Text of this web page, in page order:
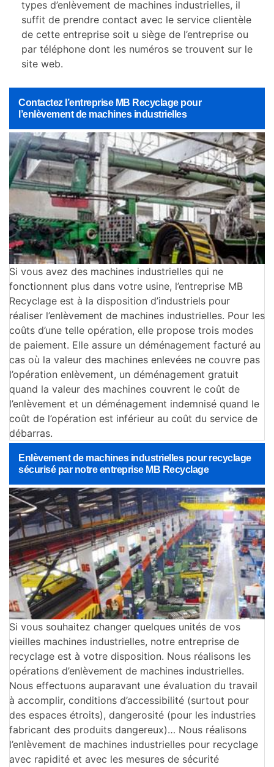
Contactez l’entreprise MB Recyclage pour
l’enlèvement de machines industrielles
Si vous avez des machines industrielles qui ne
fonctionnent plus dans votre usine, l’entreprise MB
Recyclage est à la disposition d’industriels pour
réaliser l’enlèvement de machines industrielles. Pour les
coûts d’une telle opération, elle propose trois modes
de paiement. Elle assure un déménagement facturé au
cas où la valeur des machines enlevées ne couvre pas
l’opération enlèvement, un déménagement gratuit
quand la valeur des machines couvrent le coût de
l’enlèvement et un déménagement indemnisé quand le
coût de l’opération est inférieur au coût du service de
débarras.
Enlèvement de machines industrielles pour recyclage
sécurisé par notre entreprise MB Recyclage
Si vous souhaitez changer quelques unités de vos
vieilles machines industrielles, notre entreprise de
recyclage est à votre disposition. Nous réalisons les
opérations d’enlèvement de machines industrielles.
Nous effectuons auparavant une évaluation du travail
à accomplir, conditions d’accessibilité (surtout pour
des espaces étroits), dangerosité (pour les industries
fabricant des produits dangereux)… Nous réalisons
l’enlèvement de machines industrielles pour recyclage
avec rapidité et avec les mesures de sécurité
types d’enlèvement de machines industrielles, il
suffit de prendre contact avec le service clientèle
de cette entreprise soit u siège de l’entreprise ou
par téléphone dont les numéros se trouvent sur le
site web.